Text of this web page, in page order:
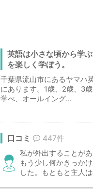
英語は小さな頃から学
を楽しく学ぼう。
千葉県流山市にあるヤマハ
にあります。1歳、2歳、3
学べ、オールイング...
口コミ 447件
私が外出することが
もう少し何かきっか
した。もともと主人